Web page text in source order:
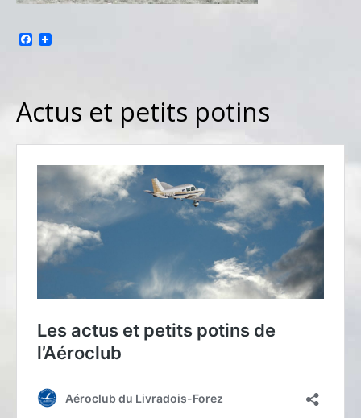
Facebook
Actus et petits potins